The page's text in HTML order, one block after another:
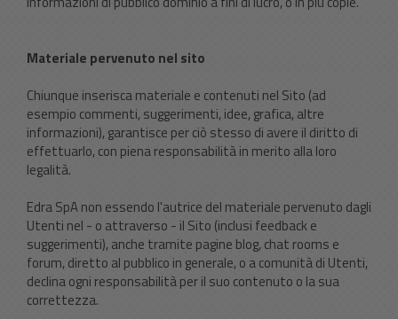
Materiale pervenuto nel sito
Chiunque inserisca materiale e contenuti nel Sito (ad
esempio commenti, suggerimenti, idee, grafica, altre
informazioni), garantisce per ciò stesso di avere il diritto di
effettuarlo, con piena responsabilità in merito alla loro
legalità.
Edra SpA non essendo l'autrice del materiale pervenuto dagli
Utenti nel - o attraverso - il Sito (inclusi feedback e
suggerimenti), anche tramite pagine blog, chat rooms e
forum, diretto al pubblico in generale, o a comunità di Utenti,
declina ogni responsabilità per il suo contenuto o la sua
correttezza.